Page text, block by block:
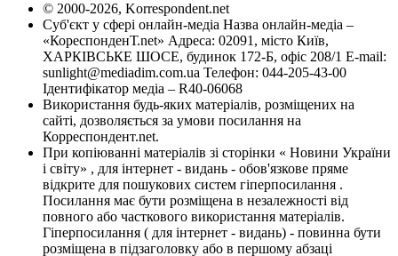
© 2000-2026, Korrespondent.net
Суб'єкт у сфері онлайн-медіа Назва онлайн-медіа –
«КореспонденТ.net» Адреса: 02091, місто Київ,
ХАРКІВСЬКЕ ШОСЕ, будинок 172-Б, офіс 208/1 E-mail:
sunlight@mediadim.com.ua Телефон: 044-205-43-00
Ідентифікатор медіа – R40-06068
Використання будь-яких матеріалів, розміщених на
сайті, дозволяється за умови посилання на
Корреспондент.net.
При копіюванні матеріалів зі сторінки « Новини України
і світу» , для інтернет - видань - обов'язкове пряме
відкрите для пошукових систем гіперпосилання .
Посилання має бути розміщена в незалежності від
повного або часткового використання матеріалів.
Гіперпосилання ( для інтернет - видань) - повинна бути
розміщена в підзаголовку або в першому абзаці